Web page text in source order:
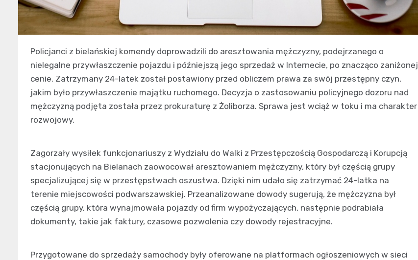
Policjanci z bielańskiej komendy doprowadzili do aresztowania mężczyzny, podejrzanego o
nielegalne przywłaszczenie pojazdu i późniejszą jego sprzedaż w Internecie, po znacząco zaniżonej
cenie. Zatrzymany 24-latek został postawiony przed obliczem prawa za swój przestępny czyn,
jakim było przywłaszczenie majątku ruchomego. Decyzja o zastosowaniu policyjnego dozoru nad
mężczyzną podjęta została przez prokuraturę z Żoliborza. Sprawa jest wciąż w toku i ma charakter
rozwojowy.
Zagorzały wysiłek funkcjonariuszy z Wydziału do Walki z Przestępczością Gospodarczą i Korupcją
stacjonujących na Bielanach zaowocował aresztowaniem mężczyzny, który był częścią grupy
specjalizującej się w przestępstwach oszustwa. Dzięki nim udało się zatrzymać 24-latka na
terenie miejscowości podwarszawskiej. Przeanalizowane dowody sugerują, że mężczyzna był
częścią grupy, która wynajmowała pojazdy od firm wypożyczających, następnie podrabiała
dokumenty, takie jak faktury, czasowe pozwolenia czy dowody rejestracyjne.
Przygotowane do sprzedaży samochody były oferowane na platformach ogłoszeniowych w sieci